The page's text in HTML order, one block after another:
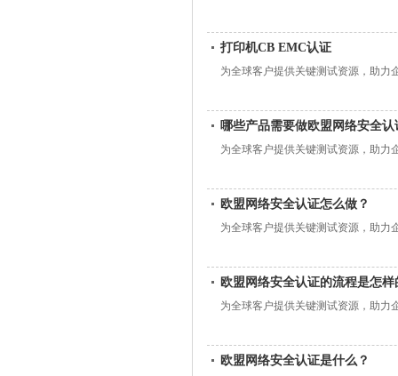
打印机CB EMC认证
为全球客户提供关键测试资源，助力
哪些产品需要做欧盟网络安全认
为全球客户提供关键测试资源，助力
欧盟网络安全认证怎么做？
为全球客户提供关键测试资源，助力
欧盟网络安全认证的流程是怎样
为全球客户提供关键测试资源，助力
欧盟网络安全认证是什么？